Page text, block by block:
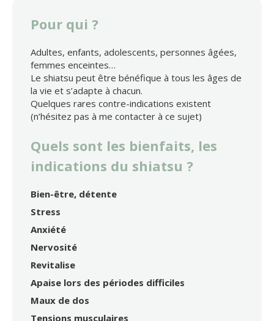
Pour qui ?
Adultes, enfants, adolescents, personnes âgées,
femmes enceintes…
Le shiatsu peut être bénéfique à tous les âges de
la vie et s’adapte à chacun.
Quelques rares contre-indications existent
(n’hésitez pas à me contacter à ce sujet)
Quels sont les bienfaits, les
indications du shiatsu ?
Bien-être, détente
Stress
Anxiété
Nervosité
Revitalise
Apaise lors des périodes difficiles
Maux de dos
Tensions musculaires